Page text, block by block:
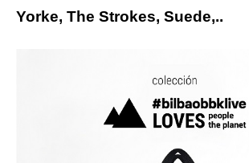
Yorke, The Strokes, Suede,..